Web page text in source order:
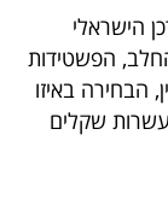
הישראלי
הפשטידות
הבחירה באיזו
שקלים